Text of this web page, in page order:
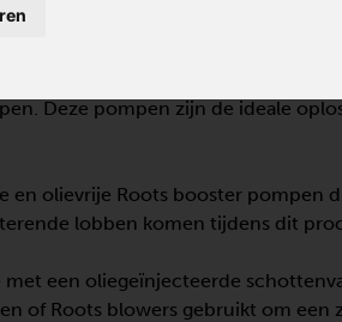
Deze pompen zijn de ideale
en olievrije Roots booster pompen
lobben komen tijdens dit
een oliegeïnjecteerde
of Roots blowers gebruikt om een